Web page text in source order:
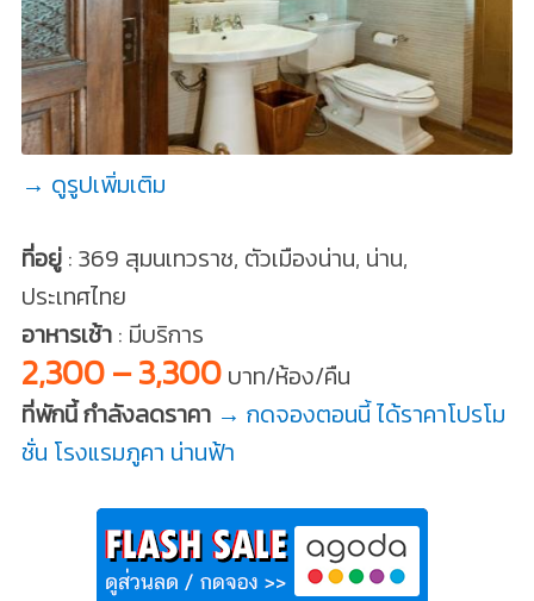
→ ดูรูปเพิ่มเติม
ที่อยู่: 369 สุมนเทวราช, ตัวเมืองน่าน, น่าน,
ประเทศไทย
อาหารเช้า: มีบริการ
2,300 – 3,300บาท/ห้อง/คืน
ที่พักนี้ กำลังลดราคา → กดจองตอนนี้ ได้ราคาโปรโม
ชั่น โรงแรมภูคา น่านฟ้า